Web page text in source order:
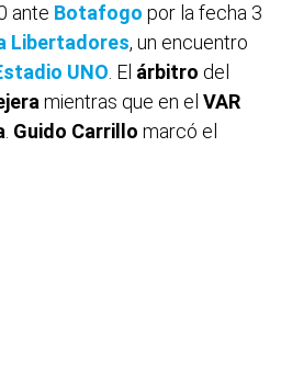
ante Botafogo por la fecha 3
Libertadores, un encuentro
UNO . El árbitro del
mientras que en el VAR
Guido Carrillo marcó el